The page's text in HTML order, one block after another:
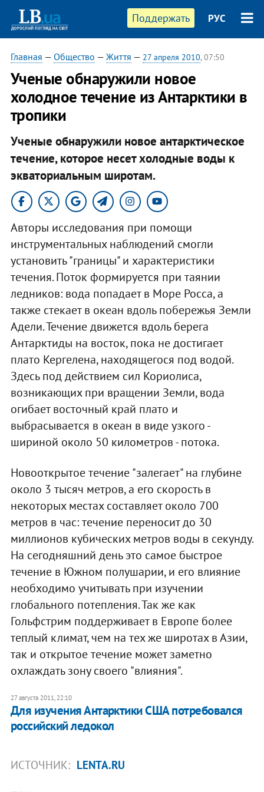
Поддержать РУС
Главная — Общество — Життя — 27 апреля 2010, 07:50
Ученые обнаружили новое
холодное течение из Антарктики в
тропики
Ученые обнаружили новое антарктическое
течение, которое несет холодные воды к
экваториальным широтам.
Авторы исследования при помощи
инструментальных наблюдений смогли
установить "границы" и характеристики
течения. Поток формируется при таянии
ледников: вода попадает в Море Росса, а
также стекает в океан вдоль побережья Земли
Адели. Течение движется вдоль берега
Антарктиды на восток, пока не достигает
плато Кергелена, находящегося под водой.
Здесь под действием сил Кориолиса,
возникающих при вращении Земли, вода
огибает восточный край плато и
выбрасывается в океан в виде узкого -
шириной около 50 километров - потока.
Новооткрытое течение "залегает" на глубине
около 3 тысяч метров, а его скорость в
некоторых местах составляет около 700
метров в час: течение переносит до 30
миллионов кубических метров воды в секунду.
На сегодняшний день это самое быстрое
течение в Южном полушарии, и его влияние
необходимо учитывать при изучении
глобального потепления. Так же как
Гольфстрим поддерживает в Европе более
теплый климат, чем на тех же широтах в Азии,
так и открытое течение может заметно
охлаждать зону своего "влияния".
27 августа 2011, 22:10
Для изучения Антарктики США потребовался
российский ледокол
ИСТОЧНИК: LENTA.RU